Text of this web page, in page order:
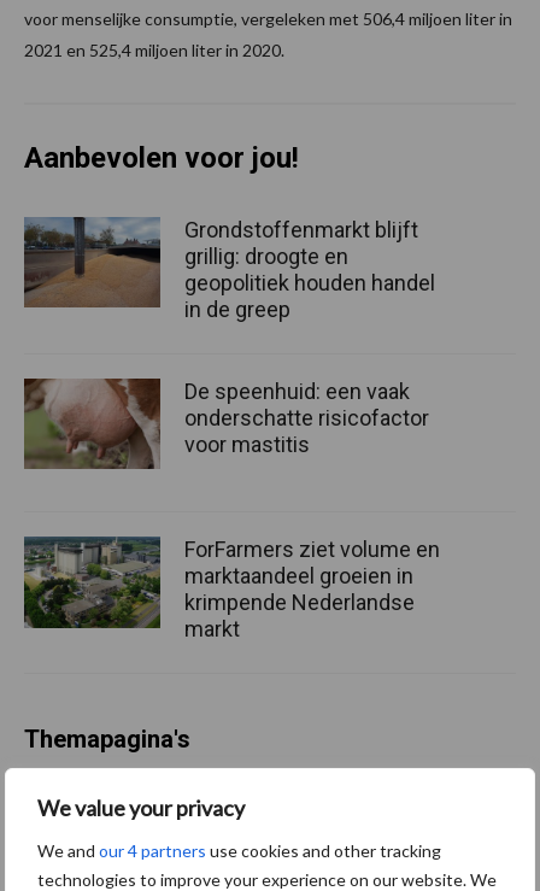
We value your privacy
We and our 4 partners use cookies and other tracking
technologies to improve your experience on our website. We
voor menselijke consumptie, vergeleken met 506,4 miljoen liter in
2021 en 525,4 miljoen liter in 2020.
Aanbevolen voor jou!
Grondstoffenmarkt blijft
grillig: droogte en
geopolitiek houden handel
in de greep
De speenhuid: een vaak
onderschatte risicofactor
voor mastitis
ForFarmers ziet volume en
marktaandeel groeien in
krimpende Nederlandse
markt
Themapagina's
Diergezondheid Bemesting